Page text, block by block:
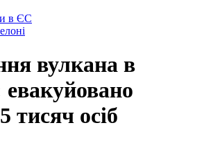
в ЄС
вулкана в
евакуйовано
тисяч осіб